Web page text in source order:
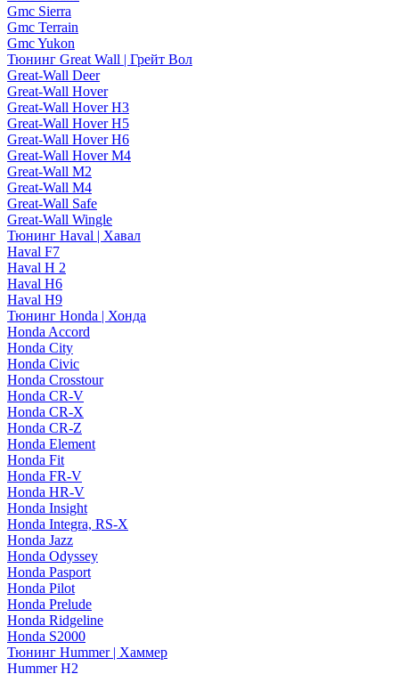
Gmc Sierra
Gmc Terrain
Gmc Yukon
Тюнинг Great Wall | Грейт Вол
Great-Wall Deer
Great-Wall Hover
Great-Wall Hover H3
Great-Wall Hover H5
Great-Wall Hover H6
Great-Wall Hover M4
Great-Wall M2
Great-Wall M4
Great-Wall Safe
Great-Wall Wingle
Тюнинг Haval | Хавал
Haval F7
Haval H 2
Haval H6
Haval H9
Тюнинг Honda | Хонда
Honda Accord
Honda City
Honda Civic
Honda Crosstour
Honda CR-V
Honda CR-X
Honda CR-Z
Honda Element
Honda Fit
Honda FR-V
Honda HR-V
Honda Insight
Honda Integra, RS-X
Honda Jazz
Honda Odyssey
Honda Pasport
Honda Pilot
Honda Prelude
Honda Ridgeline
Honda S2000
Тюнинг Hummer | Хаммер
Hummer H2